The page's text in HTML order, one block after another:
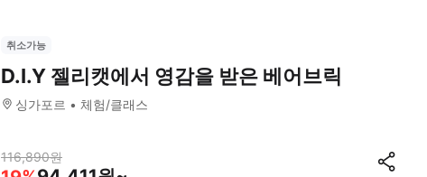
취소가능
D.I.Y 젤리캣에서 영감을 받은 베어브릭
싱가포르 체험/클래스
116,890원